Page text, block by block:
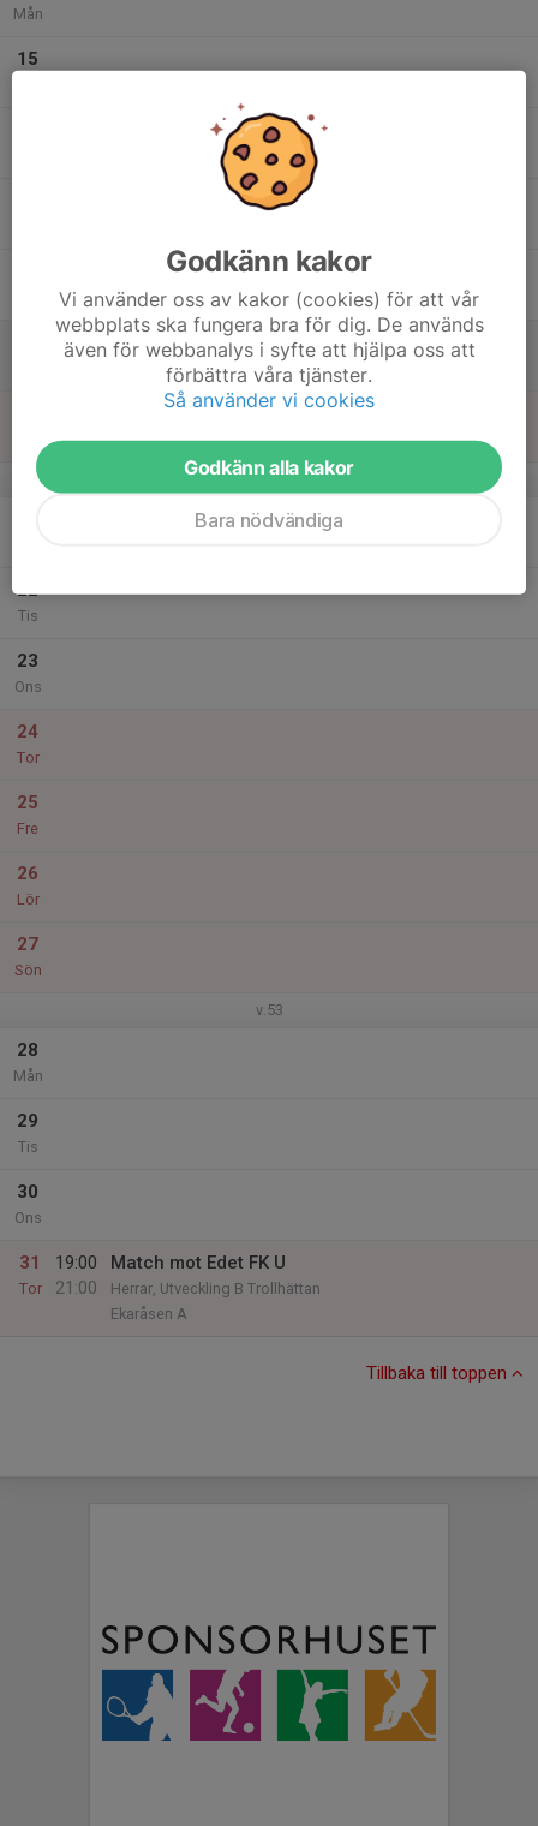
Mån
15
v.52
22
Tis
23
Ons
24
Tor
25
Fre
26
Lör
27
Sön
v.53
28
Mån
29
Tis
30
Ons
31
Tor
19:00
21:00
Match mot Edet FK U
Herrar, Utveckling B Trollhättan
Ekaråsen A
Tillbaka till toppen
Godkänn kakor
Vi använder oss av kakor (cookies) för att vår
webbplats ska fungera bra för dig. De används
även för webbanalys i syfte att hjälpa oss att
förbättra våra tjänster.
Så använder vi cookies
Godkänn alla kakor
Bara nödvändiga